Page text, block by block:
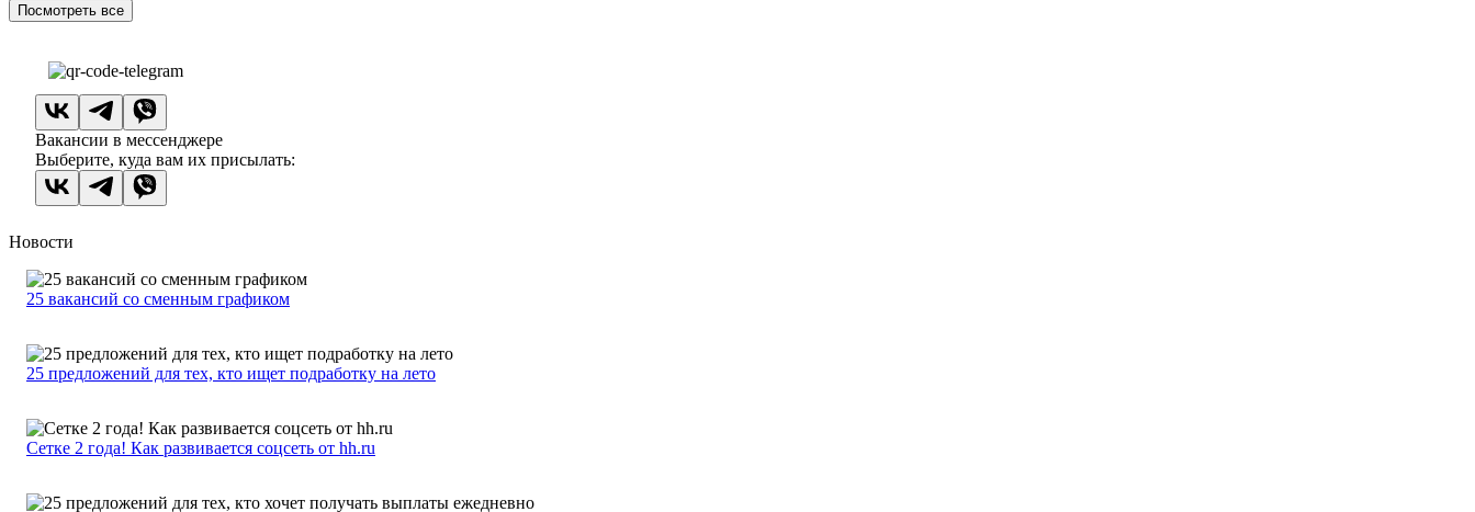
Посмотреть все
Вакансии в мессенджере
Выберите, куда вам их присылать:
Новости
25 вакансий со сменным графиком
25 предложений для тех, кто ищет подработку на лето
Сетке 2 года! Как развивается соцсеть от hh.ru